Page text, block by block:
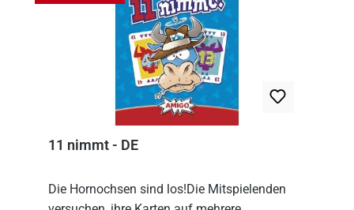
11 nimmt - DE
Die Hornochsen sind los!Die Mitspielenden